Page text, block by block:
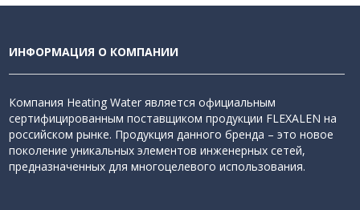
ИНФОРМАЦИЯ О КОМПАНИИ
Компания Heating Water является официальным
сертифицированным поставщиком продукции FLEXALEN на
российском рынке. Продукция данного бренда – это новое
поколение уникальных элементов инженерных сетей,
предназначенных для многоцелевого использования.